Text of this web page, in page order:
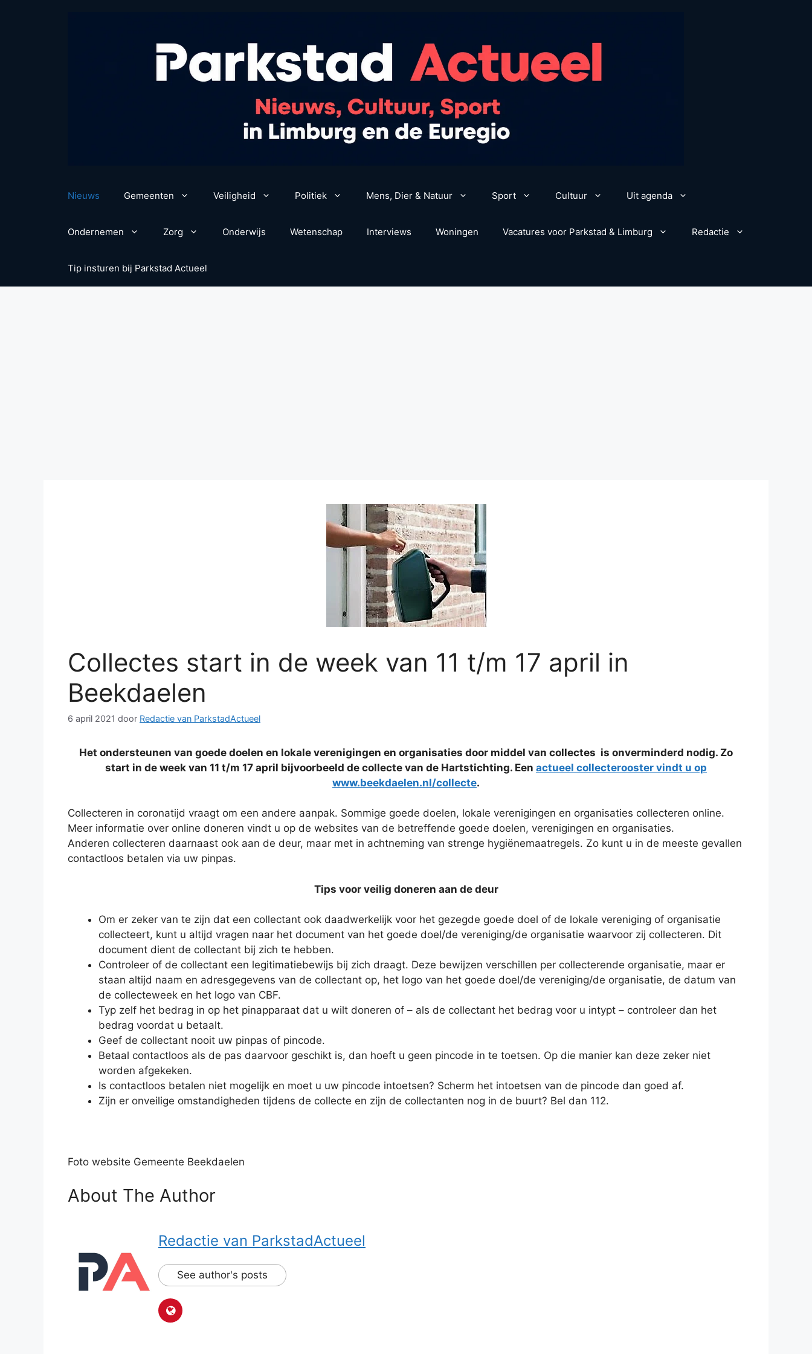
Nieuws Gemeenten Veiligheid Politiek Mens, Dier & Natuur Sport Cultuur Uit agenda
Ondernemen Zorg Onderwijs Wetenschap Interviews Woningen Vacatures voor Parkstad & Limburg Redactie
Tip insturen bij Parkstad Actueel
Collectes start in de week van 11 t/m 17 april in
Beekdaelen
6 april 2021 door Redactie van ParkstadActueel
Het ondersteunen van goede doelen en lokale verenigingen en organisaties door middel van collectes is onverminderd nodig. Zo
start in de week van 11 t/m 17 april bijvoorbeeld de collecte van de Hartstichting. Een actueel collecterooster vindt u op
www.beekdaelen.nl/collecte.
Collecteren in coronatijd vraagt om een andere aanpak. Sommige goede doelen, lokale verenigingen en organisaties collecteren online.
Meer informatie over online doneren vindt u op de websites van de betreffende goede doelen, verenigingen en organisaties.
Anderen collecteren daarnaast ook aan de deur, maar met in achtneming van strenge hygiënemaatregels. Zo kunt u in de meeste gevallen
contactloos betalen via uw pinpas.
Tips voor veilig doneren aan de deur
Om er zeker van te zijn dat een collectant ook daadwerkelijk voor het gezegde goede doel of de lokale vereniging of organisatie
collecteert, kunt u altijd vragen naar het document van het goede doel/de vereniging/de organisatie waarvoor zij collecteren. Dit
document dient de collectant bij zich te hebben.
Controleer of de collectant een legitimatiebewijs bij zich draagt. Deze bewijzen verschillen per collecterende organisatie, maar er
staan altijd naam en adresgegevens van de collectant op, het logo van het goede doel/de vereniging/de organisatie, de datum van
de collecteweek en het logo van CBF.
Typ zelf het bedrag in op het pinapparaat dat u wilt doneren of – als de collectant het bedrag voor u intypt – controleer dan het
bedrag voordat u betaalt.
Geef de collectant nooit uw pinpas of pincode.
Betaal contactloos als de pas daarvoor geschikt is, dan hoeft u geen pincode in te toetsen. Op die manier kan deze zeker niet
worden afgekeken.
Is contactloos betalen niet mogelijk en moet u uw pincode intoetsen? Scherm het intoetsen van de pincode dan goed af.
Zijn er onveilige omstandigheden tijdens de collecte en zijn de collectanten nog in de buurt? Bel dan 112.
Foto website Gemeente Beekdaelen
About The Author
Redactie van ParkstadActueel
See author's posts